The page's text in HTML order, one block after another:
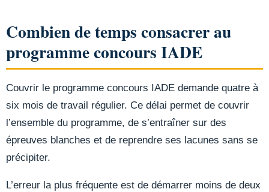
Combien de temps consacrer au
programme concours IADE
Couvrir le programme concours IADE demande quatre à
six mois de travail régulier. Ce délai permet de couvrir
l’ensemble du programme, de s’entraîner sur des
épreuves blanches et de reprendre ses lacunes sans se
précipiter.
L’erreur la plus fréquente est de démarrer moins de deux